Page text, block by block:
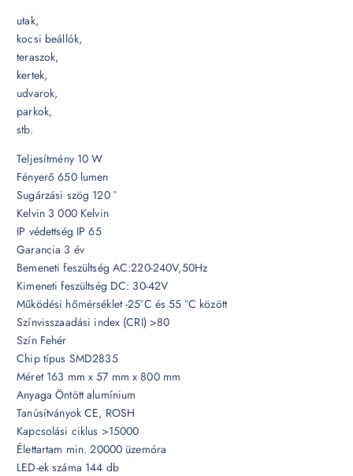
utak,
kocsi beállók,
teraszok,
kertek,
udvarok,
parkok,
stb.
Teljesítmény 10 W
Fényerő 650 lumen
Sugárzási szög 120 °
Kelvin 3 000 Kelvin
IP védettség IP 65
Garancia 3 év
Bemeneti feszültség AC:220-240V,50Hz
Kimeneti feszültség DC: 30-42V
Működési hőmérséklet -25°C és 55 °C között
Színvisszaadási index (CRI) >80
Szín Fehér
Chip típus SMD2835
Méret 163 mm x 57 mm x 800 mm
Anyaga Öntött alumínium
Tanúsítványok CE, ROSH
Kapcsolási ciklus >15000
Élettartam min. 20000 üzemóra
LED-ek száma 144 db